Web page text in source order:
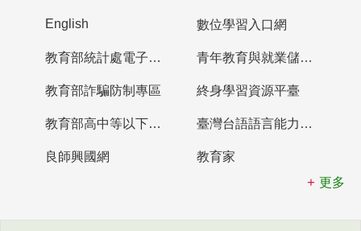
English 數位學習入口網
教育部統計處電子書櫃 青年教育與就業儲蓄帳戶
教育部詐騙防制專區 終身學習資源平臺
教育部高中等以下學校及幼兒園教師資格檢定考試 臺灣台語語言能力認證網站
良師興國網
教育家
更多